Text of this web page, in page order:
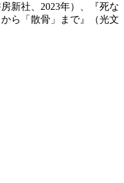
新社、2023年）、『死な
ら「散骨」まで』（光文